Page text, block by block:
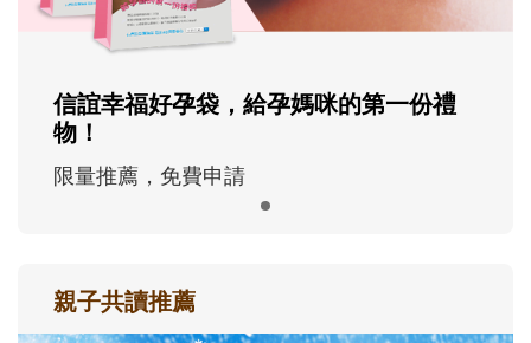
信誼幸福好孕袋，給孕媽咪的第一份禮
物！
限量推薦，免費申請
親子共讀推薦